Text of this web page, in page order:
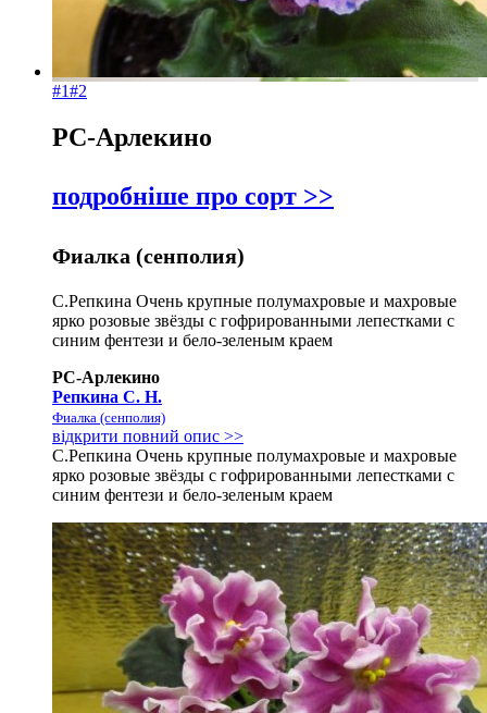
#1#2
РС-Арлекино
подробніше про сорт >>
Фиалка (сенполия)
С.Репкина Очень крупные полумахровые и махровые
ярко розовые звёзды с гофрированными лепестками с
синим фентези и бело-зеленым краем
РС-Арлекино
Репкина С. Н.
Фиалка (сенполия)
відкрити повний опис >>
С.Репкина Очень крупные полумахровые и махровые
ярко розовые звёзды с гофрированными лепестками с
синим фентези и бело-зеленым краем